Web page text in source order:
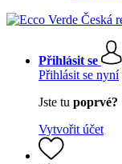
Přihlásit se
Přihlásit se nyní
Jste tu poprvé?
Vytvořit účet